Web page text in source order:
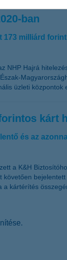
ban
milliárd
NHP Hajrá
üzleti központok
kárt
és az
a K&H
követően
a kártérítés